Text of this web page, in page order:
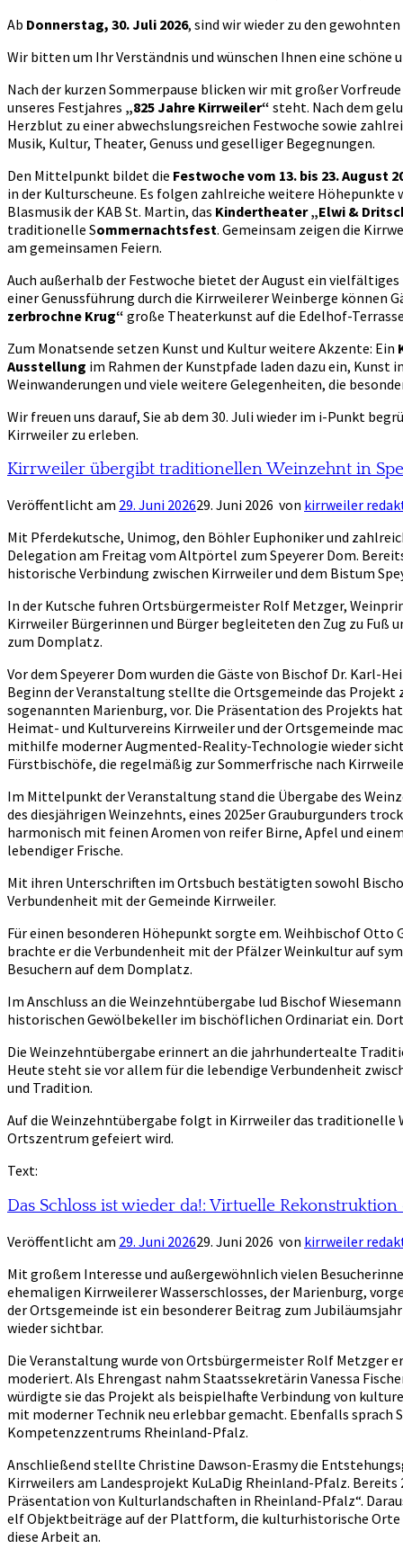
Ab Donnerstag, 30. Juli 2026, sind wir wieder zu den
Wir bitten um Ihr Verständnis und wünschen Ihnen eine schöne
Nach der kurzen Sommerpause blicken wir mit großer
unseres Festjahres „825 Jahre Kirrweiler“ steht. Nach dem
Herzblut zu einer abwechslungsreichen Festwoche sowie
Musik, Kultur, Theater, Genuss und geselliger Begegnungen.
Den Mittelpunkt bildet die Festwoche vom 13. bis 23. August
in der Kulturscheune. Es folgen zahlreiche weitere Höhepunkte
Blasmusik der KAB St. Martin, das Kindertheater „Elwi &
traditionelle Sommernachtsfest. Gemeinsam zeigen die
am gemeinsamen Feiern.
Auch außerhalb der Festwoche bietet der August ein
einer Genussführung durch die Kirrweilerer Weinberge können
zerbrochne Krug“ große Theaterkunst auf die Edelhof-
Zum Monatsende setzen Kunst und Kultur weitere Akzente: Ein
Ausstellung im Rahmen der Kunstpfade laden dazu ein,
Weinwanderungen und viele weitere Gelegenheiten, die
Wir freuen uns darauf, Sie ab dem 30. Juli wieder im i-Punkt
Kirrweiler zu erleben.
Kirrweiler übergibt traditionellen Weinzehnt in
Veröffentlicht am 29. Juni 202629. Juni 2026 von kirrweiler
Mit Pferdekutsche, Unimog, den Böhler Euphoniker und
Delegation am Freitag vom Altpörtel zum Speyerer Dom.
historische Verbindung zwischen Kirrweiler und dem Bistum
In der Kutsche fuhren Ortsbürgermeister Rolf Metzger,
Kirrweiler Bürgerinnen und Bürger begleiteten den Zug zu Fuß
zum Domplatz.
Vor dem Speyerer Dom wurden die Gäste von Bischof Dr. Karl-
Beginn der Veranstaltung stellte die Ortsgemeinde das
sogenannten Marienburg, vor. Die Präsentation des Projekts
Heimat- und Kulturvereins Kirrweiler und der Ortsgemeinde
mithilfe moderner Augmented-Reality-Technologie wieder
Fürstbischöfe, die regelmäßig zur Sommerfrische nach
Im Mittelpunkt der Veranstaltung stand die Übergabe des
des diesjährigen Weinzehnts, eines 2025er Grauburgunders
harmonisch mit feinen Aromen von reifer Birne, Apfel und
lebendiger Frische.
Mit ihren Unterschriften im Ortsbuch bestätigten sowohl
Verbundenheit mit der Gemeinde Kirrweiler.
Für einen besonderen Höhepunkt sorgte em. Weihbischof
brachte er die Verbundenheit mit der Pfälzer Weinkultur auf
Besuchern auf dem Domplatz.
Im Anschluss an die Weinzehntübergabe lud Bischof
historischen Gewölbekeller im bischöflichen Ordinariat ein.
Die Weinzehntübergabe erinnert an die jahrhundertealte
Heute steht sie vor allem für die lebendige Verbundenheit
und Tradition.
Auf die Weinzehntübergabe folgt in Kirrweiler das traditionelle
Ortszentrum gefeiert wird.
Text:
Das Schloss ist wieder da!: Virtuelle Rekonstruktion
Veröffentlicht am 29. Juni 202629. Juni 2026 von kirrweiler
Mit großem Interesse und außergewöhnlich vielen
ehemaligen Kirrweilerer Wasserschlosses, der Marienburg,
der Ortsgemeinde ist ein besonderer Beitrag zum
wieder sichtbar.
Die Veranstaltung wurde von Ortsbürgermeister Rolf Metzger
moderiert. Als Ehrengast nahm Staatssekretärin Vanessa
würdigte sie das Projekt als beispielhafte Verbindung von
mit moderner Technik neu erlebbar gemacht. Ebenfalls sprach
Kompetenzzentrums Rheinland-Pfalz.
Anschließend stellte Christine Dawson-Erasmy die
Kirrweilers am Landesprojekt KuLaDig Rheinland-Pfalz.
Präsentation von Kulturlandschaften in Rheinland-Pfalz“.
elf Objektbeiträge auf der Plattform, die kulturhistorische
diese Arbeit an.